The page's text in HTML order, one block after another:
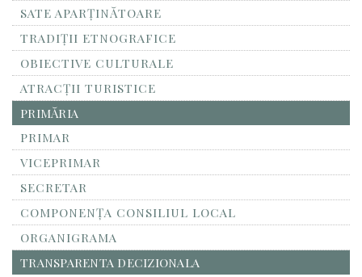
SATE APARȚINĂTOARE
TRADIȚII ETNOGRAFICE
OBIECTIVE CULTURALE
ATRACȚII TURISTICE
PRIMĂRIA
PRIMAR
VICEPRIMAR
SECRETAR
COMPONENȚA CONSILIUL LOCAL
ORGANIGRAMA
TRANSPARENTA DECIZIONALA